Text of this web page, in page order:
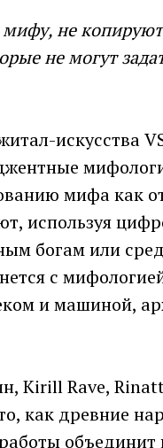
мифу, не
не могут
искусства
мифа как
используя
богам или
с
и машиной,
Kirill Rave,
как древние
объединит